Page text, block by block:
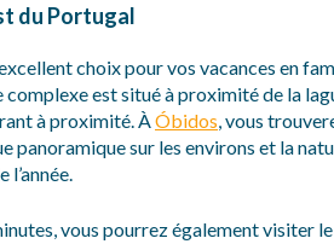
du Portugal
choix pour vos vacances en
complexe est situé à proximité de la
à proximité. ÀÓbidos, vous
panoramique sur les environs et la
vous pourrez également visiter